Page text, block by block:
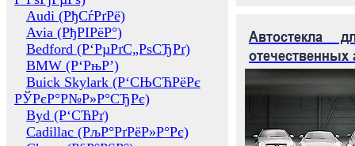
Audi (РђСѓРґРё)
Avia (РђРІРёР°)
Bedford (Р‘РµРґС„РѕСЂРґ)
BMW (Р‘РњР’)
Buick Skylark (Р‘СЊСЋРёРє
РЎРєР°Р№Р»Р°СЂРє)
Byd (Р‘СЋРґ)
Cadillac (РљР°РґРёР»Р°Рє)
Автостекла
отечественных